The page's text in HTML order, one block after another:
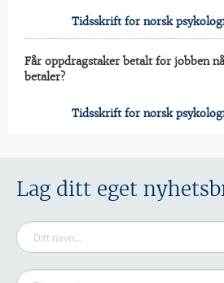
Tidsskrift for norsk
Får oppdragstaker betalt for jobben
betaler?
Tidsskrift for norsk
Lag ditt eget